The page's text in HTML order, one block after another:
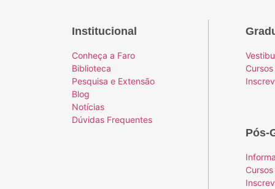
Institucional
Conheça a Faro
Biblioteca
Pesquisa e Extensão
Blog
Notícias
Dúvidas Frequentes
Cursos
Pós-
Cursos